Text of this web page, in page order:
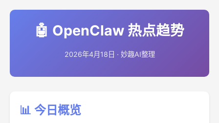
🤖 OpenClaw 热点趋势
2026年4月18日 · 妙趣AI整理
📊 今日概览